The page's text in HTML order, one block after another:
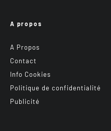
A propos
A Propos
Contact
Info Cookies
Politique de confidentialité
Publicité